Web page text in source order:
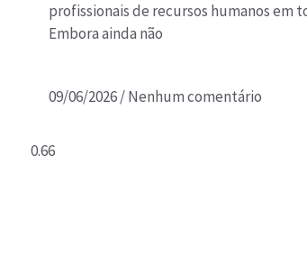
profissionais de recursos humanos em
Embora ainda não
09/06/2026 Nenhum comentário